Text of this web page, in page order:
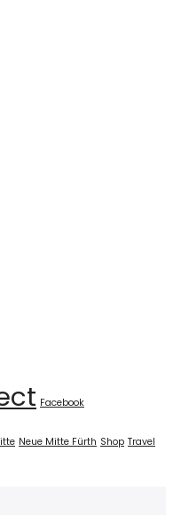
Facebook
Neue Mitte Fürth Shop Travel